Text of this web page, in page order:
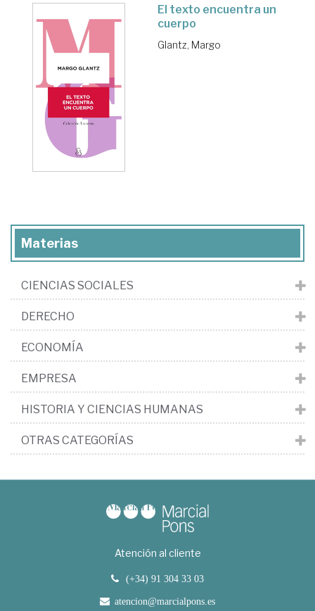
El texto encuentra un
cuerpo
Glantz, Margo
Materias
CIENCIAS SOCIALES
DERECHO
ECONOMÍA
EMPRESA
HISTORIA Y CIENCIAS HUMANAS
OTRAS CATEGORÍAS
Atención al cliente
(+34) 91 304 33 03
atencion@marcialpons.es